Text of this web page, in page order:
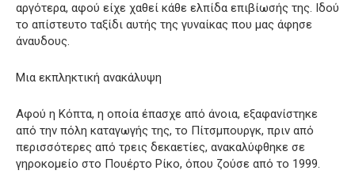
αργότερα, αφού είχε χαθεί κάθε ελπίδα επιβίωσής της. Ιδού
το απίστευτο ταξίδι αυτής της γυναίκας που μας άφησε
άναυδους.
Μια εκπληκτική ανακάλυψη
Αφού η Κόπτα, η οποία έπασχε από άνοια, εξαφανίστηκε
από την πόλη καταγωγής της, το Πίτσμπουργκ, πριν από
περισσότερες από τρεις δεκαετίες, ανακαλύφθηκε σε
γηροκομείο στο Πουέρτο Ρίκο, όπου ζούσε από το 1999.